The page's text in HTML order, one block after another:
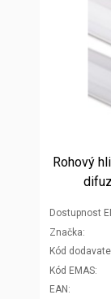
Rohový
Dostupnost
Značka
Kód
Kód EMAS
EAN